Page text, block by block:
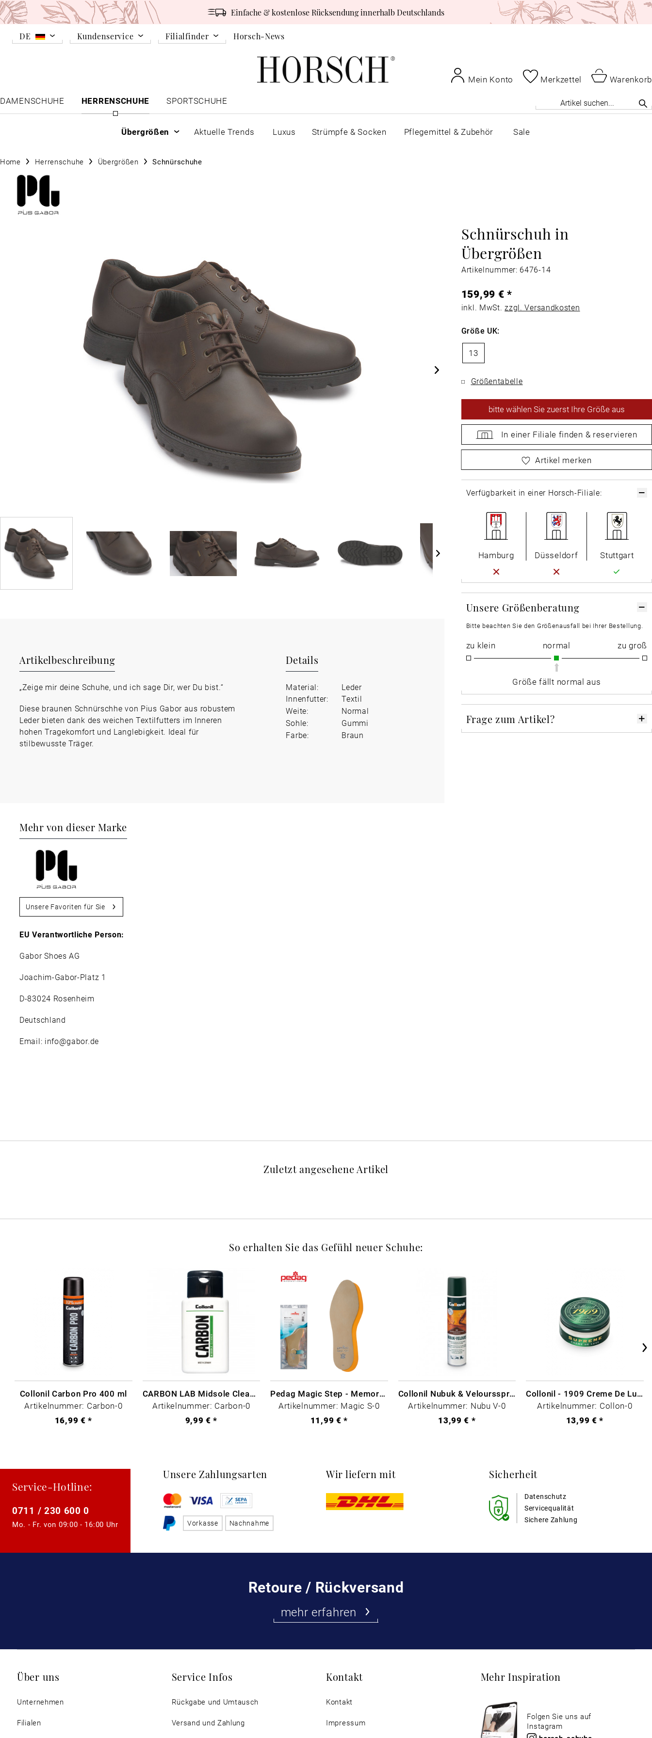
Einfache & kostenlose Rücksendung innerhalb Deutschlands
DE Kundenservice Filialfinder Horsch-News
Mein Konto Merkzettel
Warenkorb
DAMENSCHUHE
HERRENSCHUHE SPORTSCHUHE
Übergrößen Aktuelle Trends Luxus Strümpfe & Socken Pflegemittel & Zubehör Sale
Home Herrenschuhe Übergrößen Schnürschuhe
Schnürschuh in
Übergrößen
Artikelnummer: 6476-14
Artikelbeschreibung
„Zeige mir deine Schuhe, und ich sage Dir, wer Du bist.“
Diese braunen Schnürschhe von Pius Gabor aus robustem
Leder bieten dank des weichen Textilfutters im Inneren
hohen Tragekomfort und Langlebigkeit. Ideal für
stilbewusste Träger.
Details
Material:
Leder
Innenfutter:
Textil
Weite:
Normal
Sohle:
Gummi
Farbe:
Braun
Mehr von dieser Marke
Unsere Favoriten für Sie
EU Verantwortliche Person:
Gabor Shoes AG
Joachim-Gabor-Platz 1
D-83024 Rosenheim
Deutschland
Email: info@gabor.de
159,99 € *
inkl. MwSt.zzgl. Versandkosten
Größe UK:
13
Größentabelle
bittewählen Sie zuerst Ihre Größe aus
In einer Filiale finden & reservieren
wählen Sie zuerst Ihre Größe aus
Artikel merken
Verfügbarkeit in einer Horsch-Filiale:
Hamburg Düsseldorf Stuttgart
Unsere Größenberatung
Bitte beachten Sie den Größenausfall bei Ihrer Bestellung.
zu klein normal zu groß
Größe fällt normal aus
Frage zum Artikel?
Zuletzt angesehene Artikel
So erhalten Sie das Gefühl neuer Schuhe:
Collonil Carbon Pro 400 ml
Artikelnummer: Carbon-0
16,99 € *
CARBON LAB Midsole Cleaner
Artikelnummer: Carbon-0
9,99 € *
Pedag Magic Step - Memory Schaum
Artikelnummer: Magic S-0
11,99 € *
Collonil Nubuk & Veloursspray Schwarz
Artikelnummer: Nubu V-0
13,99 € *
Collonil - 1909 Creme De Luxe Farblos
Artikelnummer: Collon-0
13,99 € *
Retoure / Rückversand
mehr erfahren
Service-Hotline:
0711 / 230 600 0
Mo. - Fr. von 09:00 - 16:00 Uhr
Unsere Zahlungsarten
Vorkasse Nachnahme
Wir liefern mit Sicherheit
Datenschutz
Sichere Zahlung
Servicequalität
Über uns
Unternehmen
Filialen
Service Infos
Rückgabe und Umtausch
Versand und Zahlung
Kontakt
Kontakt
Impressum
Mehr Inspiration
Folgen Sie uns auf
Instagram